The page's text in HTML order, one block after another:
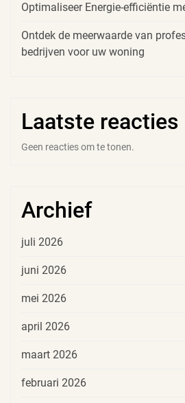
Optimaliseer Energie-efficiëntie
Ontdek de meerwaarde van
bedrijven voor uw woning
Laatste reacties
Geen reacties om te tonen.
Archief
juli 2026
juni 2026
mei 2026
april 2026
maart 2026
februari 2026